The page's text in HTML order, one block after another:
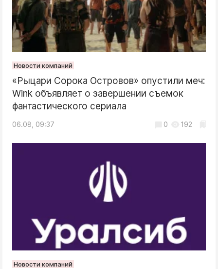
Новости компаний
«Рыцари Сорока Островов» опустили меч:
Wink объявляет о завершении съемок
фантастического сериала
06.08, 09:37 0 192
Новости компаний